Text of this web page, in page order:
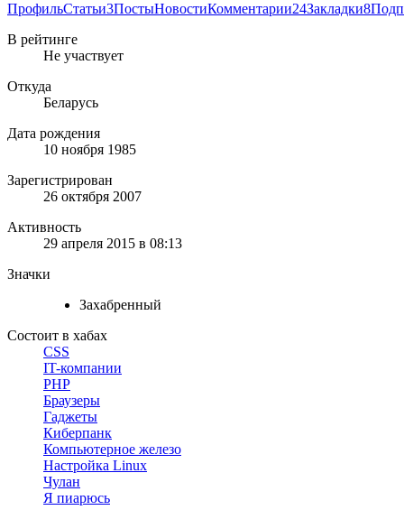
ПрофильСтатьи3ПостыНовостиКомментарии24Закладки8
В рейтинге
Не участвует
Откуда
Беларусь
Дата рождения
10 ноября 1985
Зарегистрирован
26 октября 2007
Активность
29 апреля 2015 в 08:13
Значки
Захабренный
Состоит в хабах
CSS
IT-компании
PHP
Браузеры
Гаджеты
Киберпанк
Компьютерное железо
Настройка Linux
Чулан
Я пиарюсь